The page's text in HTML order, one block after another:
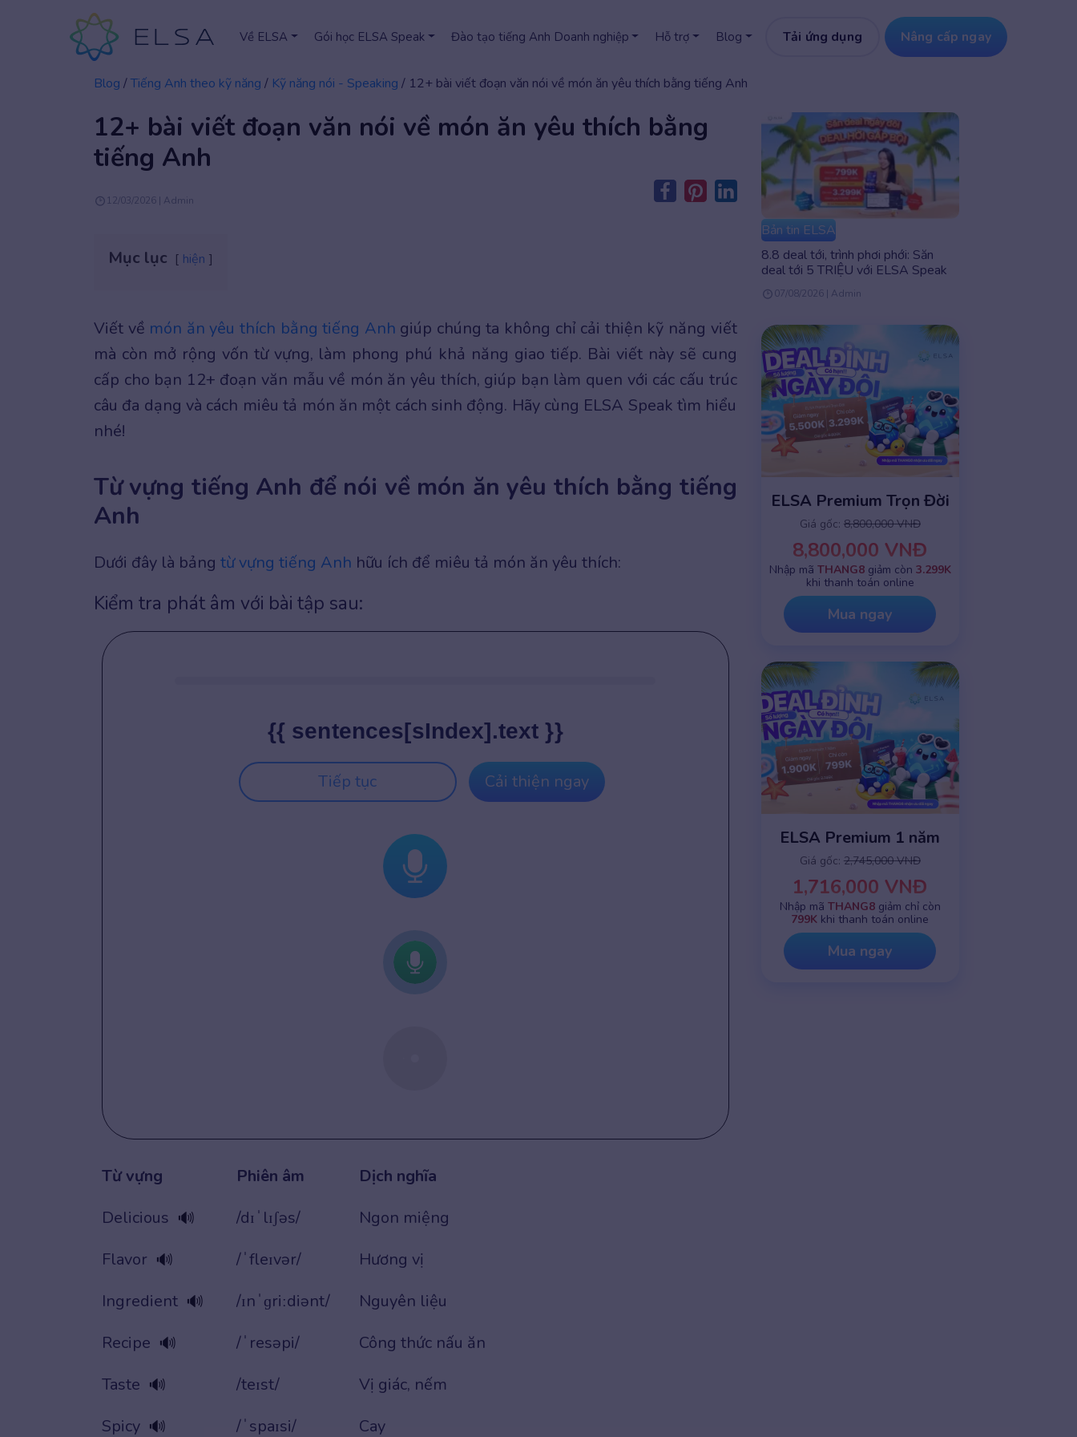
Về ELSA Gói học ELSA Speak Đào tạo tiếng Anh Doanh nghiệp Hỗ trợ Blog Tải ứng dụng Nâng cấp ngay
Blog /Tiếng Anh theo kỹ năng / Kỹ năng nói - Speaking / 12+ bài viết đoạn văn nói về món ăn yêu thích bằng tiếng Anh
12+ bài viết đoạn văn nói về món ăn yêu thích bằng
tiếng Anh
12/03/2026 | Admin
Mục lục hiện
Viết về món ăn yêu thích bằng tiếng Anh giúp chúng ta không chỉ cải thiện kỹ năng viết
mà còn mở rộng vốn từ vựng, làm phong phú khả năng giao tiếp. Bài viết này sẽ cung
cấp cho bạn 12+ đoạn văn mẫu về món ăn yêu thích, giúp bạn làm quen với các cấu trúc
câu đa dạng và cách miêu tả món ăn một cách sinh động. Hãy cùng ELSA Speak tìm hiểu
nhé!
Từ vựng tiếng Anh để nói về món ăn yêu thích bằng tiếng
Anh
Dưới đây là bảng từ vựng tiếng Anh hữu ích để miêu tả món ăn yêu thích:
Kiểm tra phát âm với bài tập sau:
{{ sentences[sIndex].text }}
Tiếp tục Cải thiện ngay
Từ vựng Phiên âm
Dịch nghĩa
Delicious 🔊 /dɪˈlɪʃəs/
Ngon miệng
Flavor 🔊 /ˈfleɪvər/
Hương vị
Ingredient 🔊 /ɪnˈɡriːdiənt/
Nguyên liệu
Recipe 🔊 /ˈresəpi/
Công thức nấu ăn
Taste 🔊 /teɪst/
Vị giác, nếm
Spicy 🔊 /ˈspaɪsi/
Cay
Bản tin ELSA
8.8 deal tới, trình phơi phới: Săn
deal tới 5 TRIỆU với ELSA Speak
07/08/2026 | Admin
ELSA Premium Trọn Đời
Giá gốc: 8,800,000 VNĐ
8,800,000 VNĐ
Nhập mã THANG8giảm còn 3.299K
khi thanh toán online
Mua ngay
ELSA Premium 1 năm
Giá gốc: 2,745,000 VNĐ
1,716,000 VNĐ
Nhập mã THANG8giảm chỉ còn
799K khi thanh toán online
Mua ngay